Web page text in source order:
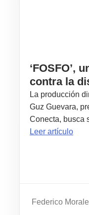
‘FOSFO’,
contra la
La producción
Guz Guevara,
Conecta, busca
Leer artículo
Federico